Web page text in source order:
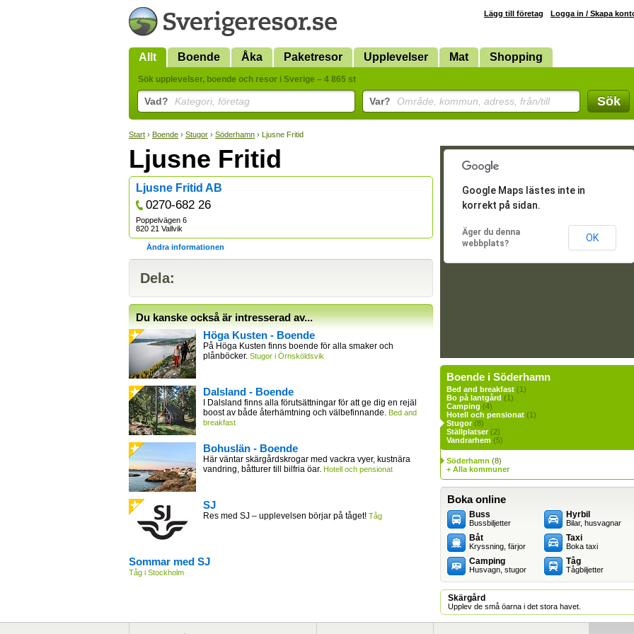
Lägg till företag Logga in / Skapa
Allt Boende Åka Paketresor Upplevelser Mat Shopping
Sök upplevelser, boende och resor i Sverige – 4 865 st
Vad? Kategori, företag Var? Område, kommun, adress, från/till Sök
Start › Boende › Stugor › Söderhamn › Ljusne Fritid
Ljusne Fritid
Ljusne Fritid AB
0270-682 26
Poppelvägen 6
820 21 Vallvik
Ändra informationen
Dela:
Du kanske också är intresserad av...
Höga Kusten - Boende
På Höga Kusten finns boende för alla smaker och
plånböcker. Stugor i Örnsköldsvik
Dalsland - Boende
I Dalsland finns alla förutsättningar för att ge dig en rejäl
boost av både återhämtning och välbefinnande. Bed and
breakfast
Bohuslän - Boende
Här väntar skärgårdskrogar med vackra vyer, kustnära
vandring, båtturer till bilfria öar. Hotell och pensionat
SJ
Res med SJ – upplevelsen börjar på tåget! Tåg
Sommar med SJ
Tåg i Stockholm
Google Maps lästes inte in
korrekt på sidan.
Äger du denna
webbplats?
OK
Boende i Söderhamn
Bed and breakfast (1)
Bo på lantgård (1)
Camping (4)
Hotell och pensionat (1)
Stugor(8)
Ställplatser(2)
Vandrarhem (5)
Söderhamn (8)
+ Alla kommuner
Boka online
Buss
Bussbiljetter
Båt
Kryssning, färjor
Camping
Husvagn, stugor
Hyrbil
Bilar, husvagnar
Taxi
Boka taxi
Tåg
Tågbiljetter
Skärgård
Upplev de små öarna i det stora havet.